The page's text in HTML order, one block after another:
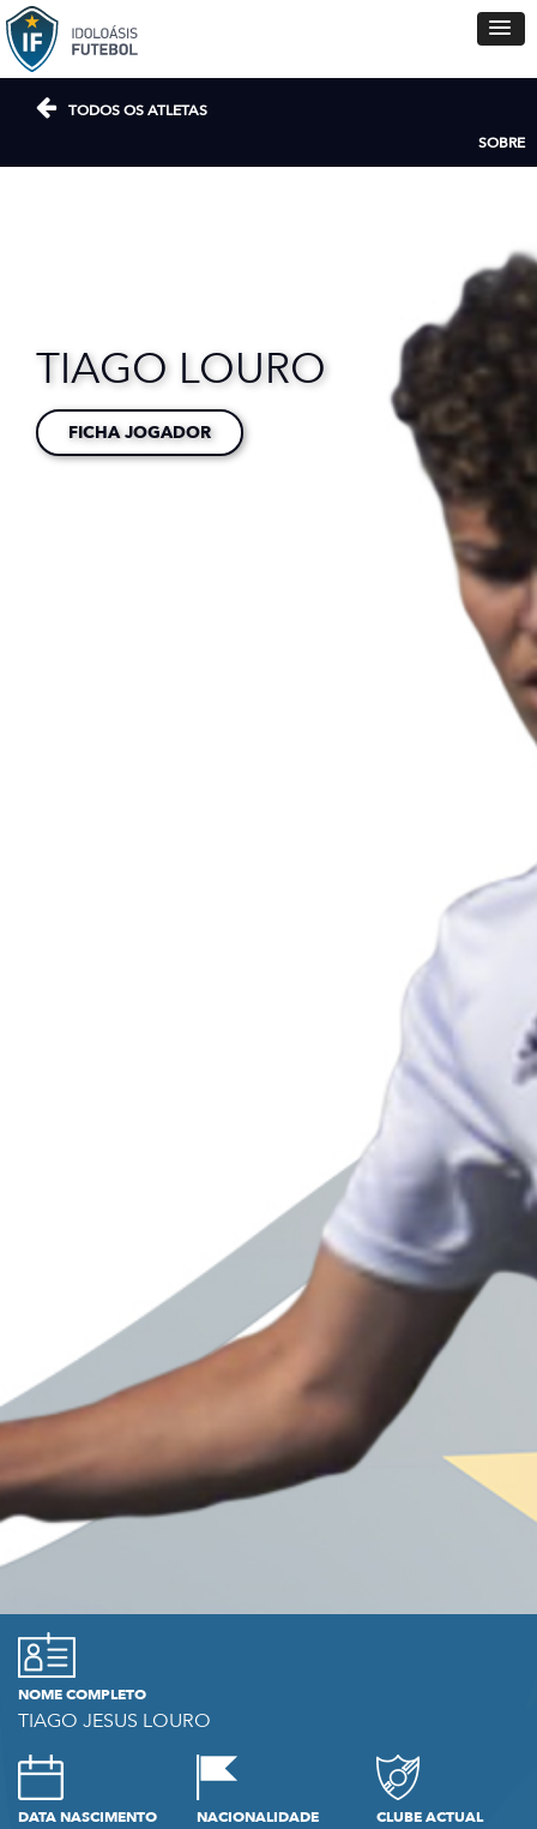
TODOS OS ATLETAS
SOBRE
TIAGO LOURO
FICHA JOGADOR
NOME COMPLETO
TIAGO JESUS LOURO
DATA NASCIMENTO NACIONALIDADE CLUBE ACTUAL